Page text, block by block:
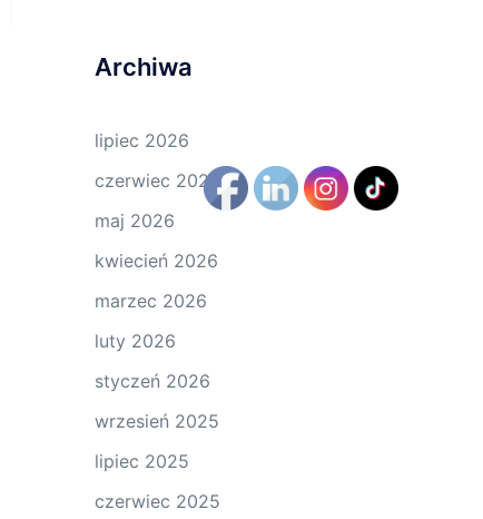
Archiwa
lipiec 2026
czerwiec 2026
maj 2026
kwiecień 2026
marzec 2026
luty 2026
styczeń 2026
wrzesień 2025
lipiec 2025
czerwiec 2025